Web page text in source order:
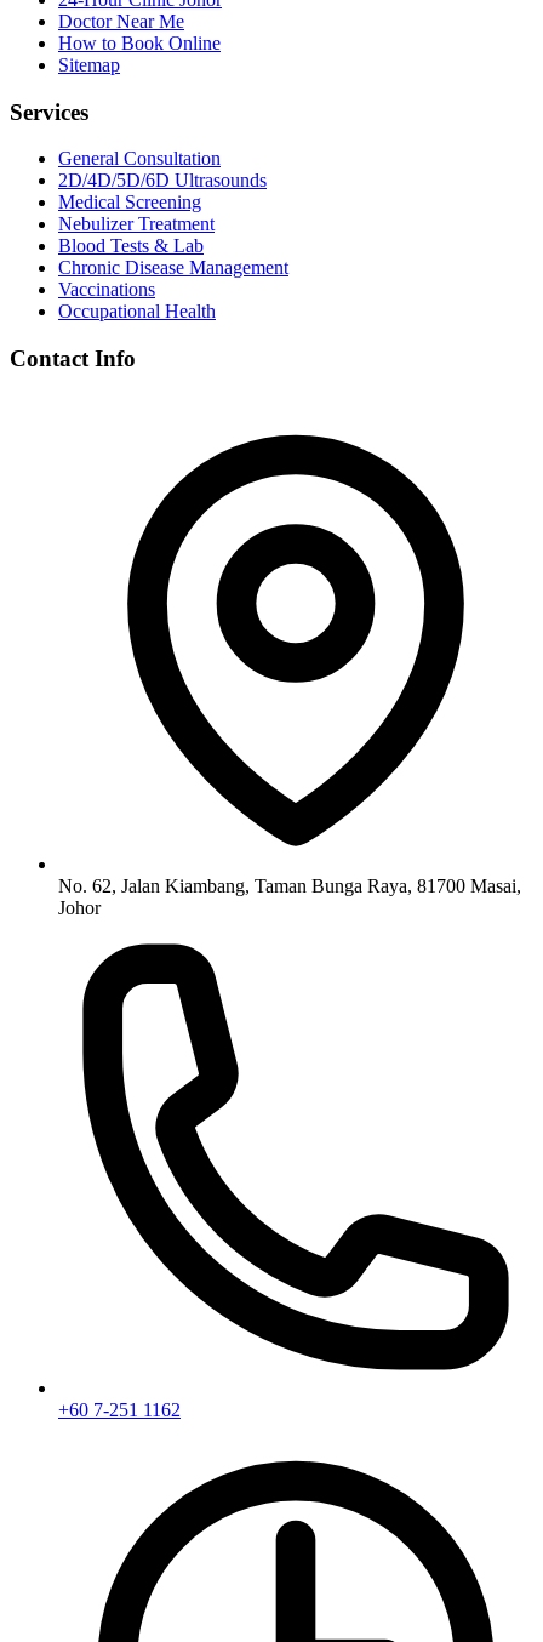
Doctor Near Me
How to Book Online
Sitemap
Services
General Consultation
2D/4D/5D/6D Ultrasounds
Medical Screening
Nebulizer Treatment
Blood Tests & Lab
Chronic Disease Management
Vaccinations
Occupational Health
Contact Info
No. 62, Jalan Kiambang, Taman Bunga Raya, 81700 Masai,
Johor
+60 7-251 1162